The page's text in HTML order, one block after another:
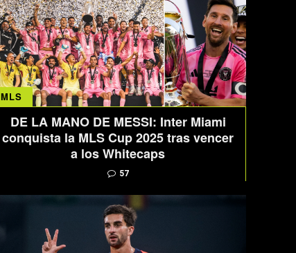
MLS
DE LA MANO DE MESSI: Inter Miami
conquista la MLS Cup 2025 tras vencer
a los Whitecaps
57